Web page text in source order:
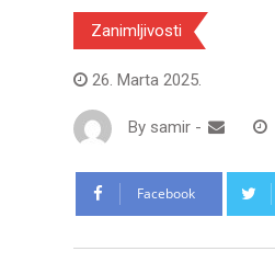
Zanimljivosti
26. Marta 2025.
By samir -
Facebook